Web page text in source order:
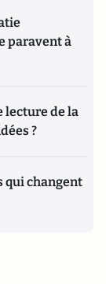
paravent à
lecture de la
?
qui changent